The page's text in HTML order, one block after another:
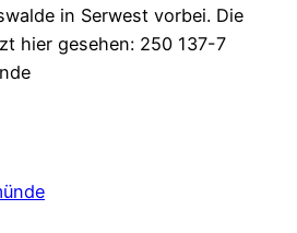
in Serwest vorbei. Die
hier gesehen: 250 137-7